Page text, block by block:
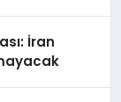
İran